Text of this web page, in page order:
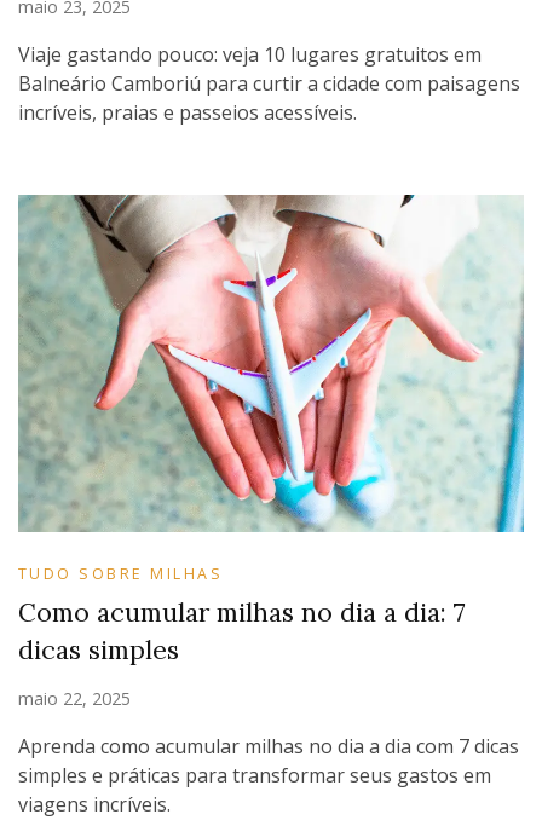
maio 23, 2025
Viaje gastando pouco: veja 10 lugares gratuitos em
Balneário Camboriú para curtir a cidade com paisagens
incríveis, praias e passeios acessíveis.
TUDO SOBRE MILHAS
Como acumular milhas no dia a dia: 7
dicas simples
maio 22, 2025
Aprenda como acumular milhas no dia a dia com 7 dicas
simples e práticas para transformar seus gastos em
viagens incríveis.